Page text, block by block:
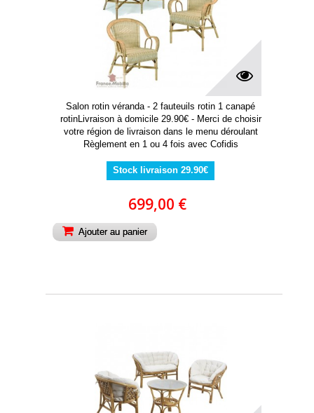
Salon rotin véranda - 2 fauteuils rotin 1 canapé
rotinLivraison à domicile 29.90€ - Merci de choisir
votre région de livraison dans le menu déroulant
Règlement en 1 ou 4 fois avec Cofidis
Stock livraison 29.90€
699,00 €
Ajouter au panier